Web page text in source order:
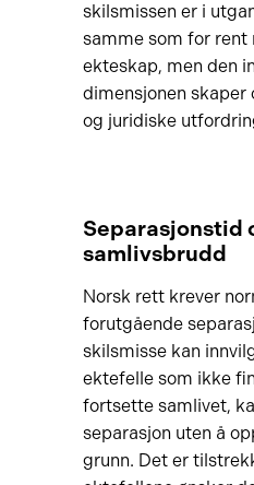
skilsmissen er i
samme som for rent
ekteskap, men den
dimensjonen
og juridiske
Separasjonstid
samlivsbrudd
Norsk rett krever
forutgående
skilsmisse kan
ektefelle som ikke
fortsette samlivet,
separasjon uten å
grunn. Det er